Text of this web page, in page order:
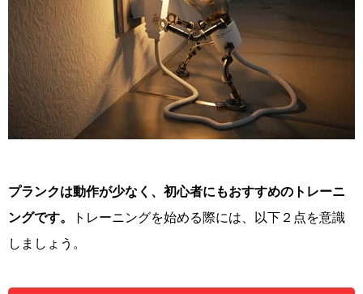
プランクは動作が少なく、初心者にもおすすめのトレーニ
ングです。
トレーニングを始める際には、以下２点を意識
しましょう。